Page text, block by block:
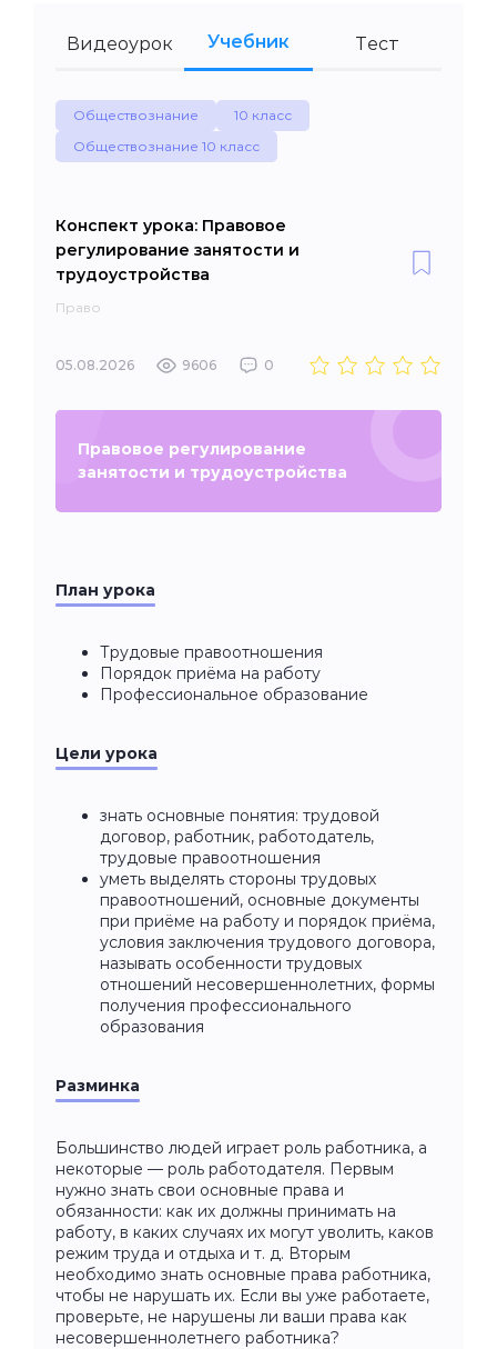
Видеоурок Учебник Тест
Обществознание
10 класс
Обществознание 10 класс
Конспект урока: Правовое
регулирование занятости и
трудоустройства
Право
05.08.2026 9606 0
Правовое регулирование
занятости и трудоустройства
План урока
Трудовые правоотношения
Порядок приёма на работу
Профессиональное образование
Цели урока
знать основные понятия: трудовой
договор, работник, работодатель,
трудовые правоотношения
уметь выделять стороны трудовых
правоотношений, основные документы
при приёме на работу и порядок приёма,
условия заключения трудового договора,
называть особенности трудовых
отношений несовершеннолетних, формы
получения профессионального
образования
Разминка
Большинство людей играет роль работника, а
некоторые — роль работодателя. Первым
нужно знать свои основные права и
обязанности: как их должны принимать на
работу, в каких случаях их могут уволить, каков
режим труда и отдыха и т. д. Вторым
необходимо знать основные права работника,
чтобы не нарушать их. Если вы уже работаете,
проверьте, не нарушены ли ваши права как
несовершеннолетнего работника?